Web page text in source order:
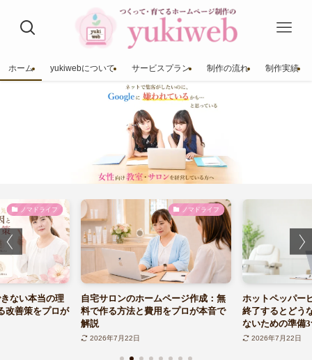
ホーム yukiwebについて サービスプラン 制作の流れ 制作実績
ノマドライフ
ない本当の理
改善策をプロが
ノマドライフ
自宅サロンのホームページ作成：無
料で作る方法と費用をプロが本音で
解説
2026年7月22日
ホットペッパー
終了するとどう
ないための準備
2026年7月22日